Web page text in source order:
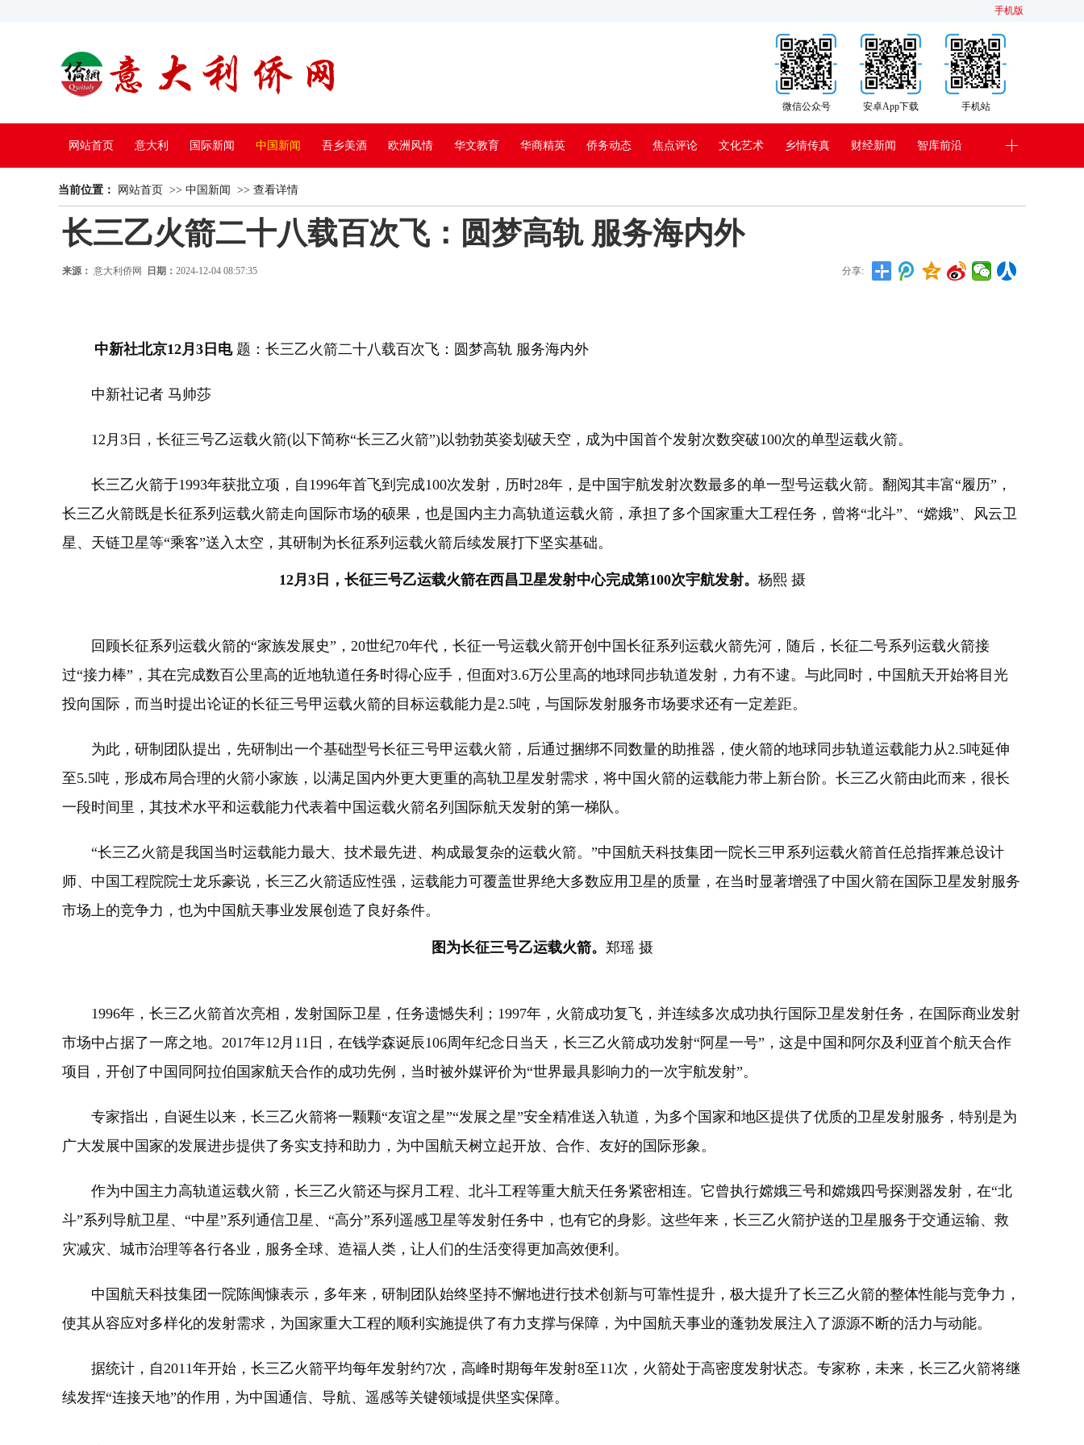
手机版
手机站
安卓App下载
微信公众号
网站首页 意大利 国际新闻 中国新闻 吾乡美酒 欧洲风情 华文教育 华商精英 侨务动态 焦点评论 文化艺术 乡情传真 财经新闻 智库前沿
中国电视
当前位置： 网站首页 >> 中国新闻 >> 查看详情
长三乙火箭二十八载百次飞：圆梦高轨 服务海内外
来源： 意大利侨网 日期： 2024-12-04 08:57:35 分享:
中新社北京12月3日电 题：长三乙火箭二十八载百次飞：圆梦高轨 服务海内外
中新社记者 马帅莎
12月3日，长征三号乙运载火箭(以下简称“长三乙火箭”)以勃勃英姿划破天空，成为中国首个发射次数突破100次的单型运载火箭。
长三乙火箭于1993年获批立项，自1996年首飞到完成100次发射，历时28年，是中国宇航发射次数最多的单一型号运载火箭。翻阅其丰富“履历”，
长三乙火箭既是长征系列运载火箭走向国际市场的硕果，也是国内主力高轨道运载火箭，承担了多个国家重大工程任务，曾将“北斗”、“嫦娥”、风云卫
星、天链卫星等“乘客”送入太空，其研制为长征系列运载火箭后续发展打下坚实基础。
12月3日，长征三号乙运载火箭在西昌卫星发射中心完成第100次宇航发射。 杨熙 摄
回顾长征系列运载火箭的“家族发展史”，20世纪70年代，长征一号运载火箭开创中国长征系列运载火箭先河，随后，长征二号系列运载火箭接
过“接力棒”，其在完成数百公里高的近地轨道任务时得心应手，但面对3.6万公里高的地球同步轨道发射，力有不逮。与此同时，中国航天开始将目光
投向国际，而当时提出论证的长征三号甲运载火箭的目标运载能力是2.5吨，与国际发射服务市场要求还有一定差距。
为此，研制团队提出，先研制出一个基础型号长征三号甲运载火箭，后通过捆绑不同数量的助推器，使火箭的地球同步轨道运载能力从2.5吨延伸
至5.5吨，形成布局合理的火箭小家族，以满足国内外更大更重的高轨卫星发射需求，将中国火箭的运载能力带上新台阶。长三乙火箭由此而来，很长
一段时间里，其技术水平和运载能力代表着中国运载火箭名列国际航天发射的第一梯队。
“长三乙火箭是我国当时运载能力最大、技术最先进、构成最复杂的运载火箭。”中国航天科技集团一院长三甲系列运载火箭首任总指挥兼总设计
师、中国工程院院士龙乐豪说，长三乙火箭适应性强，运载能力可覆盖世界绝大多数应用卫星的质量，在当时显著增强了中国火箭在国际卫星发射服务
市场上的竞争力，也为中国航天事业发展创造了良好条件。
图为长征三号乙运载火箭。 郑瑶 摄
1996年，长三乙火箭首次亮相，发射国际卫星，任务遗憾失利；1997年，火箭成功复飞，并连续多次成功执行国际卫星发射任务，在国际商业发射
市场中占据了一席之地。2017年12月11日，在钱学森诞辰106周年纪念日当天，长三乙火箭成功发射“阿星一号”，这是中国和阿尔及利亚首个航天合作
项目，开创了中国同阿拉伯国家航天合作的成功先例，当时被外媒评价为“世界最具影响力的一次宇航发射”。
专家指出，自诞生以来，长三乙火箭将一颗颗“友谊之星”“发展之星”安全精准送入轨道，为多个国家和地区提供了优质的卫星发射服务，特别是为
广大发展中国家的发展进步提供了务实支持和助力，为中国航天树立起开放、合作、友好的国际形象。
作为中国主力高轨道运载火箭，长三乙火箭还与探月工程、北斗工程等重大航天任务紧密相连。它曾执行嫦娥三号和嫦娥四号探测器发射，在“北
斗”系列导航卫星、“中星”系列通信卫星、“高分”系列遥感卫星等发射任务中，也有它的身影。这些年来，长三乙火箭护送的卫星服务于交通运输、救
灾减灾、城市治理等各行各业，服务全球、造福人类，让人们的生活变得更加高效便利。
中国航天科技集团一院陈闽慷表示，多年来，研制团队始终坚持不懈地进行技术创新与可靠性提升，极大提升了长三乙火箭的整体性能与竞争力，
使其从容应对多样化的发射需求，为国家重大工程的顺利实施提供了有力支撑与保障，为中国航天事业的蓬勃发展注入了源源不断的活力与动能。
据统计，自2011年开始，长三乙火箭平均每年发射约7次，高峰时期每年发射8至11次，火箭处于高密度发射状态。专家称，未来，长三乙火箭将继
续发挥“连接天地”的作用，为中国通信、导航、遥感等关键领域提供坚实保障。